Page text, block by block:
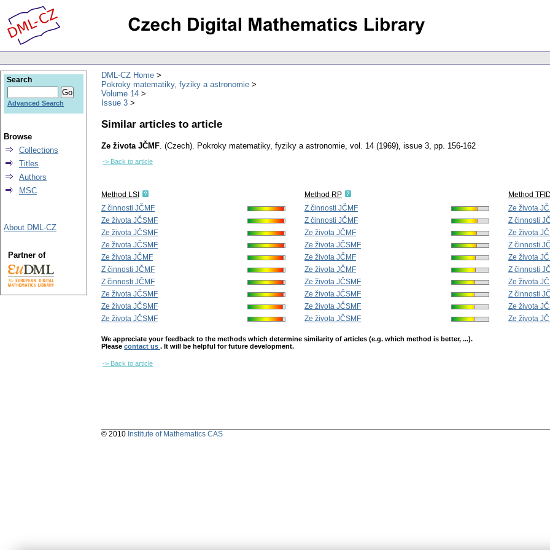
DML-CZ Home
Pokroky matematiky, fyziky a astronomie
Volume 14
Issue 3
Similar articles to article
Ze života JČMF. (Czech). Pokroky matematiky, fyziky a astronomie, vol. 14 (1969), issue 3, pp. 156-162
-> Back to article
Method LSI
Z činnosti JČMF
Ze života JČSMF
Ze života JČSMF
Ze života JČSMF
Ze života JČMF
Z činnosti JČMF
Z činnosti JČMF
Ze života JČSMF
Ze života JČSMF
Ze života JČSMF
Method RP
Z činnosti JČMF
Z činnosti JČMF
Ze života JČMF
Ze života JČSMF
Ze života JČMF
Ze života JČMF
Ze života JČSMF
Ze života JČSMF
Ze života JČSMF
Ze života JČSMF
Method
Ze života
Z činnosti
Ze života
Z činnosti
Ze života
Z činnosti
Ze života
Z činnosti
Ze života
Ze života
We appreciate your feedback to the methods which determine similarity of articles (e.g. which method is better, ...).
Please contact us . It will be helpful for future development.
-> Back to article
Search
Advanced Search
Browse
Collections
Titles
Authors
MSC
About DML-CZ
Partner of
© 2010 Institute of Mathematics CAS